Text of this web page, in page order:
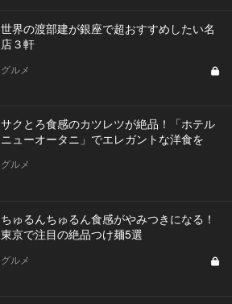
世界の渡部建が銀座で超おすすめしたい名
店３軒
グルメ
サクとろ食感のカツレツが絶品！「ホテル
ニューオータニ」でエレガントな洋食を
グルメ
ちゅるんちゅるん食感がやみつきになる！
東京で注目の絶品つけ麺5選
グルメ